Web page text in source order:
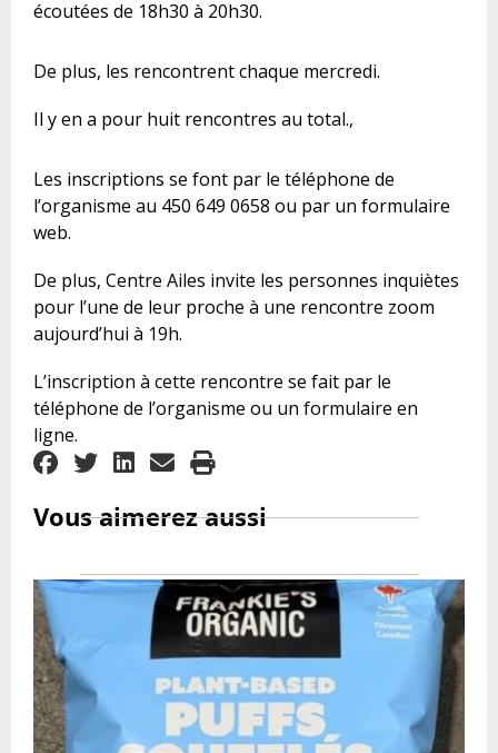
écoutées de 18h30 à 20h30.
De plus, les rencontrent chaque mercredi.
Il y en a pour huit rencontres au total.,
Les inscriptions se font par le téléphone de
l’organisme au 450 649 0658 ou par un formulaire
web.
De plus, Centre Ailes invite les personnes inquiètes
pour l’une de leur proche à une rencontre zoom
aujourd’hui à 19h.
L’inscription à cette rencontre se fait par le
téléphone de l’organisme ou un formulaire en
ligne.
Vous aimerez aussi